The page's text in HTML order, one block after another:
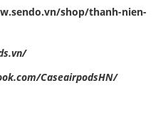
shop/thanh-nien-
CaseairpodsHN/